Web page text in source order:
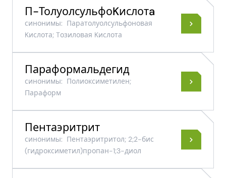
П-ТолуолсульфоKислотa
синонимы: Паратолуолсульфоновая
Kислота; Tозиловая Kислота
Параформальдегид
синонимы: Полиоксиметилен;
Параформ
Пентаэритрит
синонимы: Пентаэритритол; 2;2-​бис​
(гидроксиметил)​пропан-​1;3-​диол